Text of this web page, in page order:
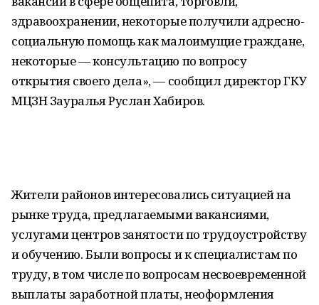
здравоохранении, некоторые получили адресно-
социальную помощь как малоимущие граждане,
некоторые — консультацию по вопросу
открытия своего дела», — сообщил директор ГКУ
МЦЗН Зауралья Руслан Хабиров.
Жители районов интересовались ситуацией на
рынке труда, предлагаемыми вакансиями,
услугами центров занятости по трудоустройству
и обучению. Были вопросы и к специалистам по
труду, в том числе по вопросам несвоевременной
выплаты заработной платы, неоформления